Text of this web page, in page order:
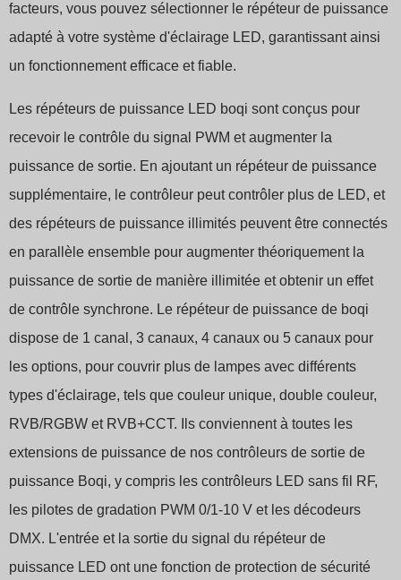
facteurs, vous pouvez sélectionner le répéteur de puissance
adapté à votre système d'éclairage LED, garantissant ainsi
un fonctionnement efficace et fiable.
Les répéteurs de puissance LED boqi sont conçus pour
recevoir le contrôle du signal PWM et augmenter la
puissance de sortie. En ajoutant un répéteur de puissance
supplémentaire, le contrôleur peut contrôler plus de LED, et
des répéteurs de puissance illimités peuvent être connectés
en parallèle ensemble pour augmenter théoriquement la
puissance de sortie de manière illimitée et obtenir un effet
de contrôle synchrone. Le répéteur de puissance de boqi
dispose de 1 canal, 3 canaux, 4 canaux ou 5 canaux pour
les options, pour couvrir plus de lampes avec différents
types d'éclairage, tels que couleur unique, double couleur,
RVB/RGBW et RVB+CCT. Ils conviennent à toutes les
extensions de puissance de nos contrôleurs de sortie de
puissance Boqi, y compris les contrôleurs LED sans fil RF,
les pilotes de gradation PWM 0/1-10 V et les décodeurs
DMX. L'entrée et la sortie du signal du répéteur de
puissance LED ont une fonction de protection de sécurité